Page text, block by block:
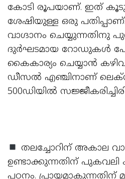
കോടി രൂപയാണ്. ഇത്
ശേഷിയുള്ള ഒരു
വാഗ്ദാനം ചെയ്യുന്നതിനു
ദുര്‍ഘടമായ റോഡുകള്‍
കൈകാര്യം ചെയ്യാന്‍
ഡീസല്‍ എഞ്ചിനാണ്
500ഡിയില്‍
തലച്ചോറിന് അകാല
ഉണ്ടാക്കുന്നതിന് പുകവലി
പഠനം. പ്രായമാകുന്നതിന്